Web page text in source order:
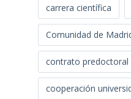
carrera científica
Comunidad de
contrato predoctoral
cooperación